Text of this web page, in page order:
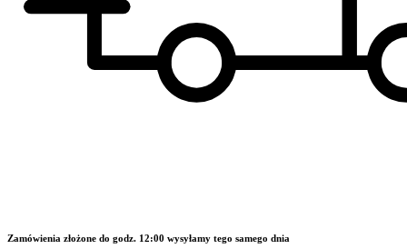
Zamówienia złożone do godz. 12:00 wysyłamy tego samego dnia